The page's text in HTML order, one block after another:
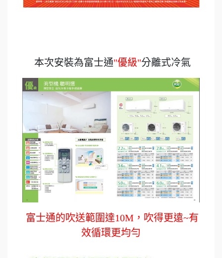
本次安裝為富士通"優級"分離式冷氣
富士通的吹送範圍達10M，吹得更遠~有
效循環更均勻